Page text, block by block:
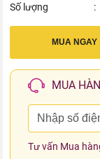
Số lượng :
MUA NGAY
MUA
Tư vấn Mua